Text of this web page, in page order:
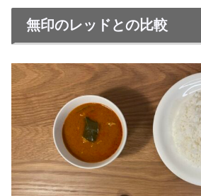
無印のレッドとの比較